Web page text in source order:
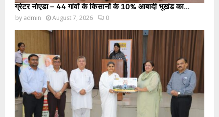
ग्रेटर नोएडा – 44 गांवों के किसानों के 10% आबादी भूखंड का...
by admin August 7, 2026 0